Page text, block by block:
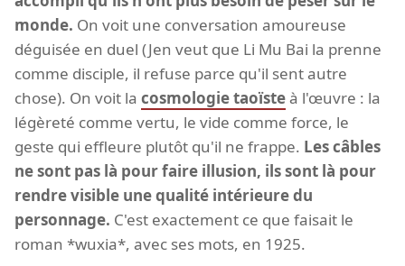
monde. On voit une conversation amoureuse
déguisée en duel (Jen veut que Li Mu Bai la prenne
comme disciple, il refuse parce qu'il sent autre
chose). On voit la cosmologie taoïsteà l'œuvre : la
légèreté comme vertu, le vide comme force, le
geste qui effleure plutôt qu'il ne frappe. Les câbles
ne sont pas là pour faire illusion, ils sont là pour
rendre visible une qualité intérieure du
personnage. C'est exactement ce que faisait le
roman *wuxia*, avec ses mots, en 1925.